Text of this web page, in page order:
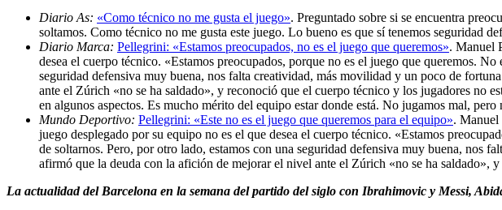
Diario As: «Como técnico no me gusta el juego». Preguntado sobre si se encuentra
soltamos. Como técnico no me gusta este juego. Lo bueno es que sí tenemos
Diario Marca: Pellegrini: «Estamos preocupados, no es el juego que queremos». Manuel
desea el cuerpo técnico. «Estamos preocupados, porque no es el juego que queremos.
seguridad defensiva muy buena, nos falta creatividad, más movilidad y un poco de
ante el Zúrich «no se ha saldado», y reconoció que el cuerpo técnico y los jugadores no
en algunos aspectos. Es mucho mérito del equipo estar donde está. No jugamos mal,
Mundo Deportivo: Pellegrini: «Este no es el juego que queremos para el equipo». Manuel
juego desplegado por su equipo no es el que desea el cuerpo técnico. «Estamos
de soltarnos. Pero, por otro lado, estamos con una seguridad defensiva muy buena,
afirmó que la deuda con la afición de mejorar el nivel ante el Zúrich «no se ha
La actualidad del Barcelona en la semana del partido del siglo con Ibrahimovic y Messi,